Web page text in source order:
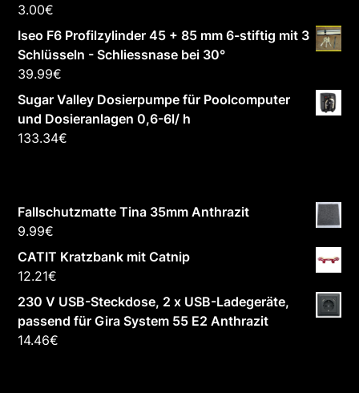
3.00€
Iseo F6 Profilzylinder 45 + 85 mm 6-stiftig mit 3
Schlüsseln - Schliessnase bei 30°
39.99€
Sugar Valley Dosierpumpe für Poolcomputer
und Dosieranlagen 0,6-6l/ h
133.34€
Fallschutzmatte Tina 35mm Anthrazit
9.99€
CATIT Kratzbank mit Catnip
12.21€
230 V USB-Steckdose, 2 x USB-Ladegeräte,
passend für Gira System 55 E2 Anthrazit
14.46€